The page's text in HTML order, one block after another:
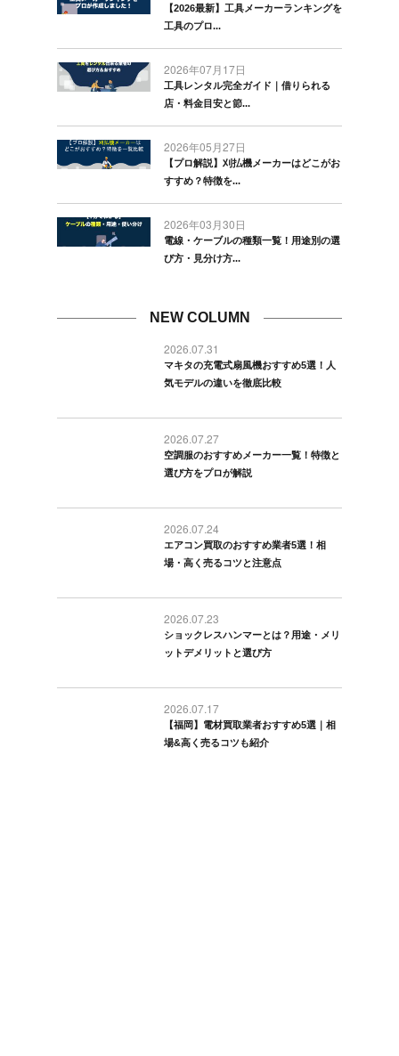
【2026最新】工具メーカーランキングを
工具のプロ...
2026年07月17日
工具レンタル完全ガイド｜借りられる
店・料金目安と節...
2026年05月27日
【プロ解説】刈払機メーカーはどこがお
すすめ？特徴を...
2026年03月30日
電線・ケーブルの種類一覧！用途別の選
び方・見分け方...
NEW COLUMN
2026.07.31
マキタの充電式扇風機おすすめ5選！人
気モデルの違いを徹底比較
2026.07.27
空調服のおすすめメーカー一覧！特徴と
選び方をプロが解説
2026.07.24
エアコン買取のおすすめ業者5選！相
場・高く売るコツと注意点
2026.07.23
ショックレスハンマーとは？用途・メリ
ットデメリットと選び方
2026.07.17
【福岡】電材買取業者おすすめ5選｜相
場&高く売るコツも紹介